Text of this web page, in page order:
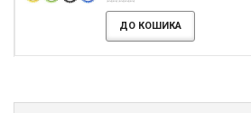
ДО КОШИКА